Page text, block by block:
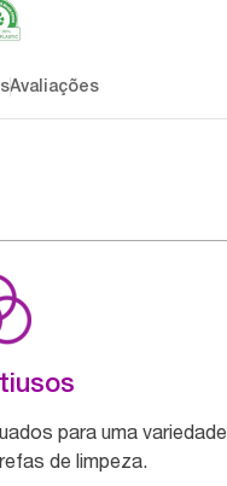
Avaliações
para uma variedade
de limpeza.